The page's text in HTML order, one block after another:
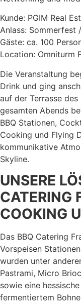
Kunde: PGIM Real
Anlass: Sommerfest
Gäste: ca. 100
Location: Omniturm
Die Veranstaltung
Drink und ging
auf der Terrasse des
gesamten Abends
BBQ Stationen,
Cooking und Flying
kommunikative
Skyline.
UNSERE
CATERING
COOKING
Das BBQ Catering
Vorspeisen
wurden unter
Pastrami, Micro
sowie eine
fermentiertem